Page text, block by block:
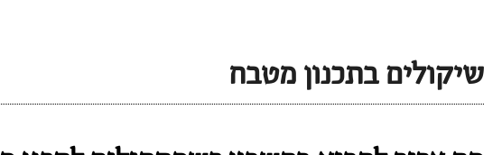
שיקולים בתכנון מטבח